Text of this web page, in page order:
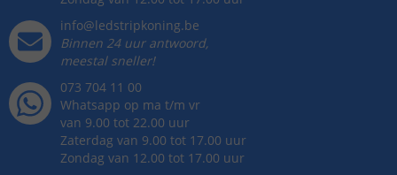
info@ledstripkoning.be
Binnen 24 uur antwoord,
meestal sneller!
073 704 11 00
Whatsapp op ma t/m vr
van 9.00 tot 22.00 uur
Zaterdag van 9.00 tot 17.00 uur
Zondag van 12.00 tot 17.00 uur